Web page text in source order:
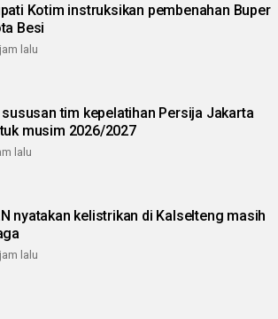
Kotim instruksikan pembenahan Buper
Besi
lalu
sususan tim kepelatihan Persija Jakarta
musim 2026/2027
lalu
nyatakan kelistrikan di Kalselteng masih
lalu